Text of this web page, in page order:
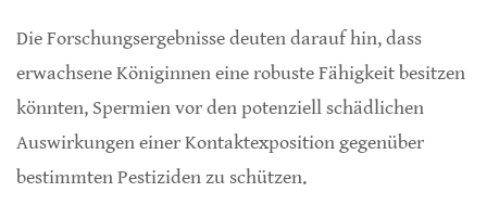
Die Forschungsergebnisse deuten darauf hin, dass
erwachsene Königinnen eine robuste Fähigkeit besitzen
könnten, Spermien vor den potenziell schädlichen
Auswirkungen einer Kontaktexposition gegenüber
bestimmten Pestiziden zu schützen.